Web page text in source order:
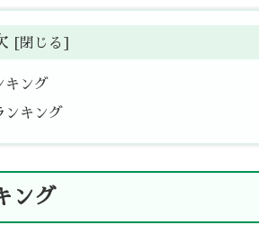
キング
ンキング
ング